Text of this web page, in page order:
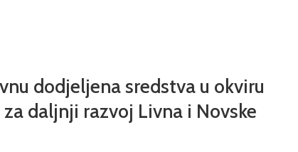
dodjeljena sredstva u okviru
daljnji razvoj Livna i Novske